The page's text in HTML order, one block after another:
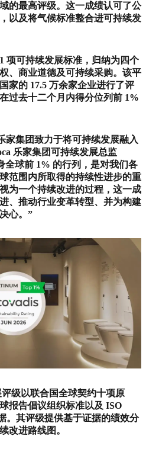
的最高评级。这一成绩认可了公
以及将气候标准整合进可持续发
项可持续发展标准，归纳为四个
、商业道德及可持续采购。该平
家的 17.5 万余家企业进行了评
过去十二个月内得分位列前 1%
家集团致力于将可持续发展融入
乐家集团可持续发展总监
全球前 1% 的行列，是对我们各
范围内所取得的持续性进步的重
为一个持续改进的过程，这一成
、推动行业变革转型、并为构建
心。”
级以联合国全球契约十项原
报告倡议组织标准以及 ISO
。其评级提供基于证据的绩效分
改进路线图。